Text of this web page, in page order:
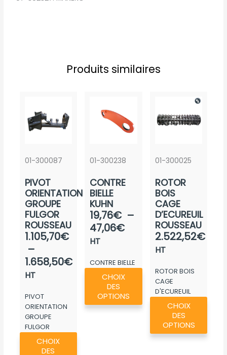
Produits similaires
01-300087
PIVOT
ORIENTATION
GROUPE
FULGOR
ROUSSEAU
1.105,70€
–
1.658,50€
Plage
de
prix :
1.105,70€
1.658,50€
HT
PIVOT
ORIENTATION
GROUPE
FULGOR
ROUSSEAU
CHOIX
DES
Ce
01-300238
CONTRE
BIELLE
KUHN
19,76€ –
47,06€
Plage
de
19,76€
à
47,06€
HT
CONTRE BIELLE
KUHNCHOIX
DES
OPTIONS
Ce
produit
plusieurs
variations.
Les
01-300025
ROTOR
BOIS
CAGE
D’ECUREUIL
ROUSSEAU
2.522,52€
HT
ROTOR BOIS
CAGE
D'ECUREUIL
ROUSSEAU
CHOIX
DES
OPTIONS
Ce